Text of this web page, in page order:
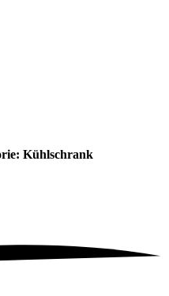
Kühlschrank